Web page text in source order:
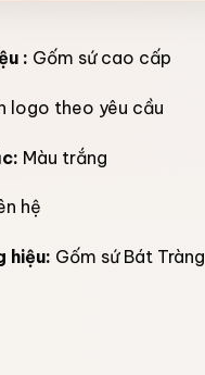
: Gốm sứ cao cấp
logo theo yêu cầu
Màu trắng
hệ
hiệu: Gốm sứ Bát Tràng